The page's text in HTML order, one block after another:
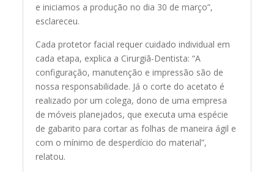
e iniciamos a produção no dia 30 de março”,
esclareceu.
Cada protetor facial requer cuidado individual em
cada etapa, explica a Cirurgiã-Dentista: “A
configuração, manutenção e impressão são de
nossa responsabilidade. Já o corte do acetato é
realizado por um colega, dono de uma empresa
de móveis planejados, que executa uma espécie
de gabarito para cortar as folhas de maneira ágil e
com o mínimo de desperdício do material”,
relatou.